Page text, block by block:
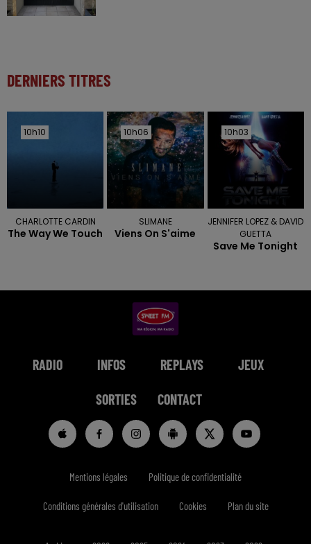
DERNIERS TITRES
10h10
10h10
CHARLOTTE CARDIN
The Way We Touch
10h06
10h06
SLIMANE
Viens On S'aime
10h03
10h03
JENNIFER LOPEZ & DAVID
GUETTA
Save Me Tonight
RADIO INFOS REPLAYS JEUX
SORTIES CONTACT
Mentions légales Politique de confidentialité
Conditions générales d'utilisation Cookies Plan du site